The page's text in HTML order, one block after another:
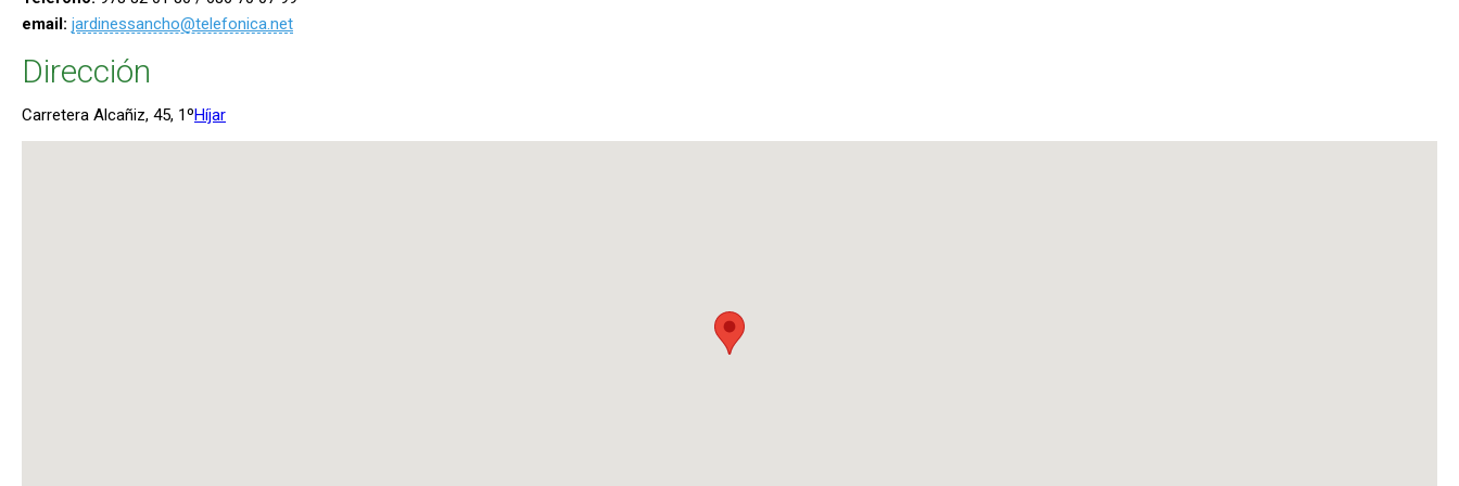
email: jardinessancho@telefonica.net
Dirección
Carretera Alcañiz, 45, 1ºHíjar